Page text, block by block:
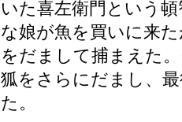
いた喜左衛門という
な娘が魚を買いに来
をだまして捕まえた
狐をさらにだまし、
た。